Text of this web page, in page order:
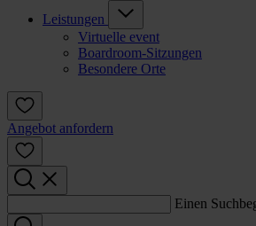
Leistungen
Virtuelle event
Boardroom-Sitzungen
Besondere Orte
Angebot anfordern
Einen